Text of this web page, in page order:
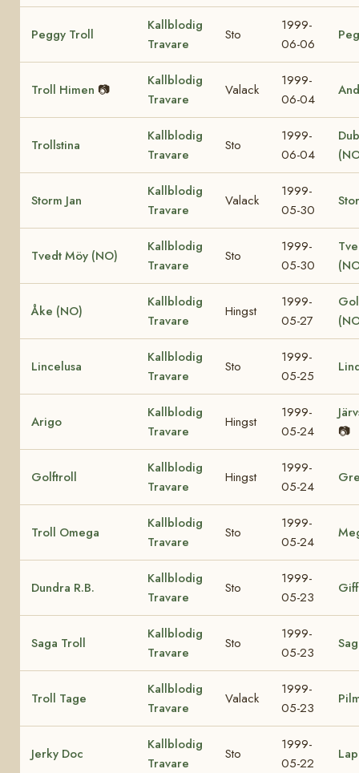
Peggy Troll
Kallblodig
Travare
Sto
1999-
06-06
Troll Himen 📷
Kallblodig
Travare
Valack
1999-
06-04
Trollstina
Kallblodig
Travare
Sto
1999-
06-04
Storm Jan
Kallblodig
Travare
Valack
1999-
05-30
Tvedt Möy (NO)
Kallblodig
Travare
Sto
1999-
05-30
Åke (NO)
Kallblodig
Travare
Hingst
1999-
05-27
Lincelusa
Kallblodig
Travare
Sto
1999-
05-25
Arigo
Kallblodig
Travare
Hingst
1999-
05-24
📷
Golftroll
Kallblodig
Travare
Hingst
1999-
05-24
Troll Omega
Kallblodig
Travare
Sto
1999-
05-24
Dundra R.B.
Kallblodig
Travare
Sto
1999-
05-23
Saga Troll
Kallblodig
Travare
Sto
1999-
05-23
Troll Tage
Kallblodig
Travare
Valack
1999-
05-23
Jerky Doc
Kallblodig
Travare
Sto
1999-
05-22